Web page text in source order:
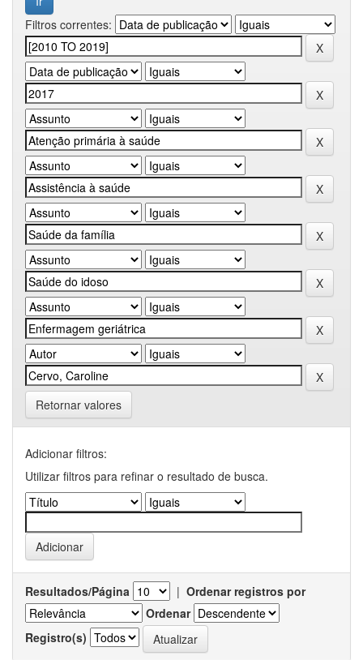
Filtros correntes:
Retornar valores
Adicionar filtros:
Utilizar filtros para refinar o resultado de busca.
Resultados/Página | Ordenar registros por
Ordenar
Registro(s)